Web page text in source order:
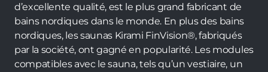
d’excellente qualité, est le plus grand fabricant de
bains nordiques dans le monde. En plus des bains
nordiques, les saunas Kirami FinVision®, fabriqués
par la société, ont gagné en popularité. Les modules
compatibles avec le sauna, tels qu’un vestiaire, un